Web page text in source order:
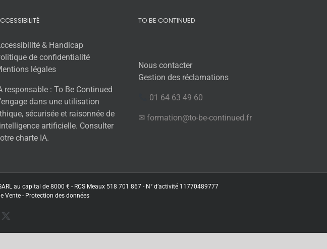
& Handicap
de confidentialité
légales
responsable : To Be Continued
dans une utilisation
sécurisée et raisonnée de
artificielle. Consulter
charte IA.
TO BE CONTINUED
Nous contacter
Gestion des réclamations
01 64 63 49 60
✉ formation@to-be-continued.fr
au capital de 8000 € - RCS Meaux 518 701 867 - N° d’activité 11770489777
Vente- Protection des données
X